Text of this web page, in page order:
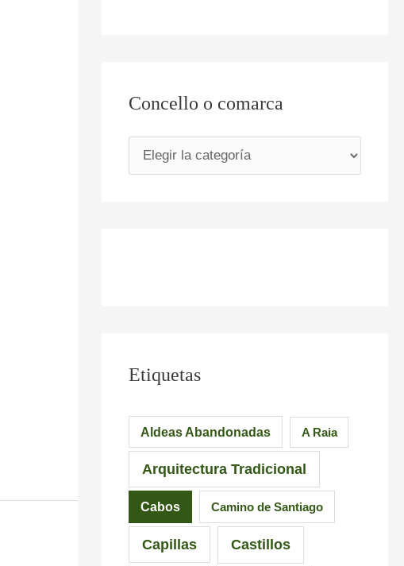
Concello o comarca
Etiquetas
Aldeas Abandonadas A Raia
Arquitectura Tradicional
Cabos Camino de Santiago
Capillas Castillos